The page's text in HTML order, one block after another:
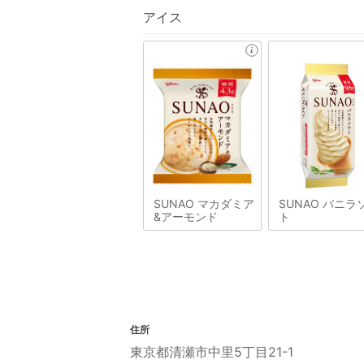
アイス
SUNAO マカダミア
&アーモンド
SUNAO バニラ
ト
住所
東京都清瀬市中里5丁目21-1